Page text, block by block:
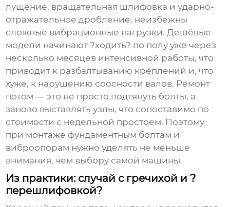
лущение, вращательная шлифовка и ударно-
отражательное дробление, неизбежны
сложные вибрационные нагрузки. Дешёвые
модели начинают ?ходить? по полу уже через
несколько месяцев интенсивной работы, что
приводит к разбалтыванию креплений и, что
хуже, к нарушению соосности валов. Ремонт
потом — это не просто подтянуть болты, а
заново выставлять узлы, что сопоставимо по
стоимости с недельной простоем. Поэтому
при монтаже фундаментным болтам и
виброопорам нужно уделять не меньше
внимания, чем выбору самой машины.
Из практики: случай с гречихой и ?
перешлифовкой?